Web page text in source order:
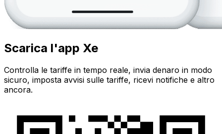
Scarica l'app Xe
Controlla le tariffe in tempo reale, invia denaro in modo
sicuro, imposta avvisi sulle tariffe, ricevi notifiche e altro
ancora.